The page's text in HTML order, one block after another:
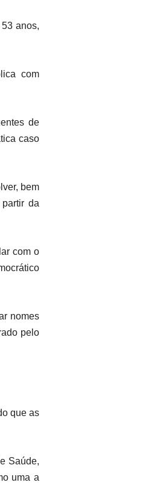
anos,
com
de
caso
bem
da
com o
nomes
pelo
que as
Saúde,
uma a